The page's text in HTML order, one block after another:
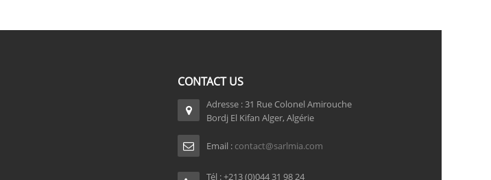
CONTACT US
Adresse : 31 Rue Colonel Amirouche
Bordj El Kifan Alger, Algérie
Email : contact@sarlmia.com
Tél : +213 (0)044 31 98 24